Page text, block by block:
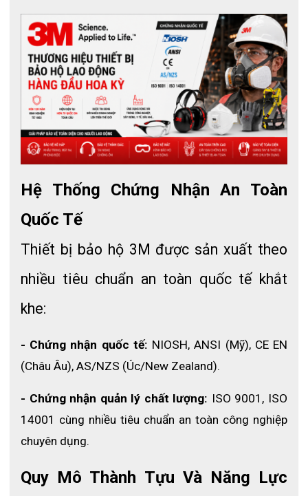
cho công nhân công trình, kỹ thuật viên, nhân viên giao
thông hoặc các ngành nghề cần tăng khả năng nhận
diện.
Sản phẩm được may từ vải kaki kết hợp lưới thoáng khí,
tích hợp dải phản quang trước ngực và sau lưng giúp
tăng độ an toàn khi làm việc ở khu vực thiếu sáng.
2. Thông số kỹ thuật
- Loại sản phẩm: Áo lưới phản quang
- Chất liệu: Vải kaki kết hợp lưới nhỏ thoáng khí
- Thiết kế phản quang:
Đường phản quang trước ngực
Đường phản quang sau lưng
- Màu sắc: Theo mẫu hoặc theo yêu cầu
Hệ Thống Chứng Nhận An Toàn
Quốc Tế
Thiết bị bảo hộ 3M được sản xuất theo
nhiều tiêu chuẩn an toàn quốc tế khắt
khe:
- Chứng nhận quốc tế: NIOSH, ANSI (Mỹ), CE EN
(Châu Âu), AS/NZS (Úc/New Zealand).
- Chứng nhận quản lý chất lượng: ISO 9001, ISO
14001 cùng nhiều tiêu chuẩn an toàn công nghiệp
chuyên dụng.
Quy Mô Thành Tựu Và Năng Lực